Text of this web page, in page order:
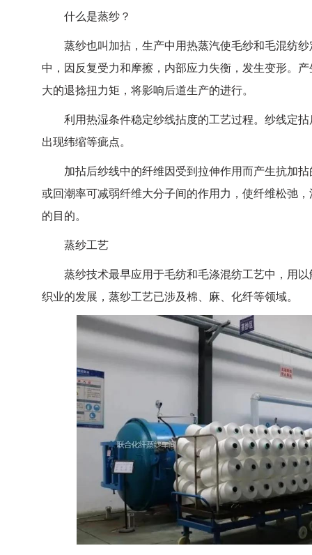
什么是蒸纱？
蒸纱也叫加拈，生产中用热蒸汽使毛纱和毛混纺纱
中，因反复受力和摩擦，内部应力失衡，发生变形。
大的退捻扭力矩，将影响后道生产的进行。
利用热湿条件稳定纱线拈度的工艺过程。纱线定拈
出现纬缩等疵点。
加拈后纱线中的纤维因受到拉伸作用而产生抗加拈
或回潮率可减弱纤维大分子间的作用力，使纤维松弛
的目的。
蒸纱工艺
蒸纱技术最早应用于毛纺和毛涤混纺工艺中，用以
织业的发展，蒸纱工艺已涉及棉、麻、化纤等领域。